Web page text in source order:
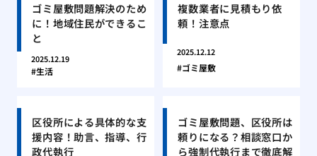
ゴミ屋敷問題解決のため
に！地域住民ができるこ
と
2025.12.19
生活
複数業者に見積もり依
頼！注意点
2025.12.12
ゴミ屋敷
区役所による具体的な支
援内容！助言、指導、行
政代執行
ゴミ屋敷問題、区役所は
頼りになる？相談窓口か
ら強制代執行まで徹底解